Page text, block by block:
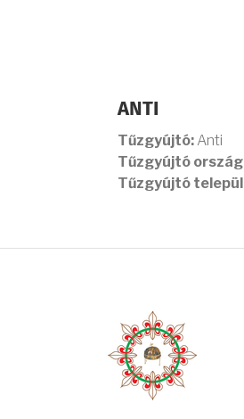
ANTI
Tűzgyújtó: Anti
Tűzgyújtó
Tűzgyújtó